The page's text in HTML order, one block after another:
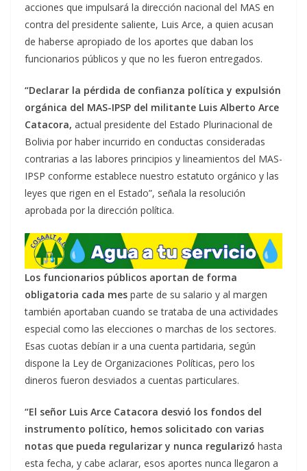
acciones que impulsará la dirección nacional del MAS en
contra del presidente saliente, Luis Arce, a quien acusan
de haberse apropiado de los aportes que daban los
funcionarios públicos y que no les fueron entregados.
“Declarar la pérdida de confianza política y expulsión
orgánica del MAS-IPSP del militante Luis Alberto Arce
Catacora, actual presidente del Estado Plurinacional de
Bolivia por haber incurrido en conductas consideradas
contrarias a las labores principios y lineamientos del MAS-
IPSP conforme establece nuestro estatuto orgánico y las
leyes que rigen en el Estado”, señala la resolución
aprobada por la dirección política.
Los funcionarios públicos aportan de forma
obligatoria cada mes parte de su salario y al margen
también aportaban cuando se trataba de una actividades
especial como las elecciones o marchas de los sectores.
Esas cuotas debían ir a una cuenta partidaria, según
dispone la Ley de Organizaciones Políticas, pero los
dineros fueron desviados a cuentas particulares.
“El señor Luis Arce Catacora desvió los fondos del
instrumento político, hemos solicitado con varias
notas que pueda regularizar y nunca regularizó hasta
esta fecha, y cabe aclarar, esos aportes nunca llegaron a